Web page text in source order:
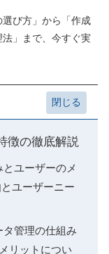
び方」から「作成
」まで、今すぐ実
徴の徹底解説
ユーザーのメ
ユーザーニー
管理の仕組み
リットについ